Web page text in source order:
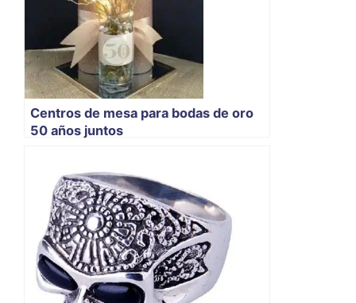
Centros de mesa para bodas de oro
50 años juntos